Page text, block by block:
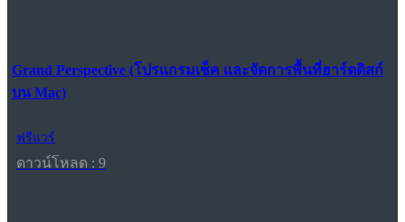
Grand Perspective (โปรแกรมเช็ค และจัดการพื้นที่ฮาร์ดดิสก์
บน Mac)
ฟรีแวร์
ดาวน์โหลด : 9